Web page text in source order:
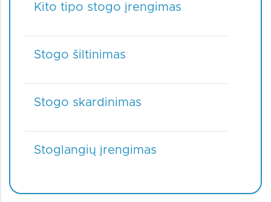
Kito tipo stogo įrengimas
Stogo šiltinimas
Stogo skardinimas
Stoglangių įrengimas